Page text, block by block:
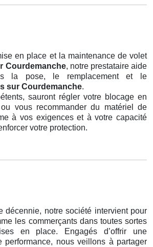
en place et la maintenance de volet
Courdemanche, notre prestataire aide
la pose, le remplacement et le
sur Courdemanche.
sauront régler votre blocage en
vous recommander du matériel de
à vos exigences et à votre capacité
votre protection.
décennie, notre société intervient pour
les commerçants dans toutes sortes
en place. Engagés d’offrir une
performance, nous veillons à partager